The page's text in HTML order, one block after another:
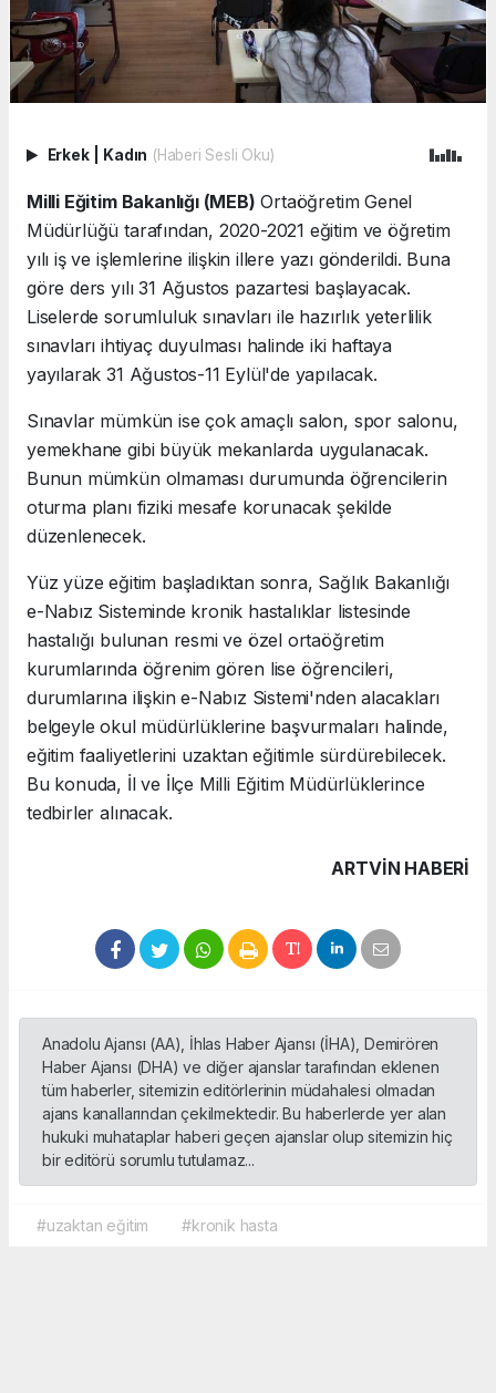
Erkek Kadın (Haberi Sesli Oku)
Milli Eğitim Bakanlığı (MEB) Ortaöğretim Genel
Müdürlüğü tarafından, 2020-2021 eğitim ve öğretim
yılı iş ve işlemlerine ilişkin illere yazı gönderildi. Buna
göre ders yılı 31 Ağustos pazartesi başlayacak.
Liselerde sorumluluk sınavları ile hazırlık yeterlilik
sınavları ihtiyaç duyulması halinde iki haftaya
yayılarak 31 Ağustos-11 Eylül'de yapılacak.
Sınavlar mümkün ise çok amaçlı salon, spor salonu,
yemekhane gibi büyük mekanlarda uygulanacak.
Bunun mümkün olmaması durumunda öğrencilerin
oturma planı fiziki mesafe korunacak şekilde
düzenlenecek.
Yüz yüze eğitim başladıktan sonra, Sağlık Bakanlığı
e-Nabız Sisteminde kronik hastalıklar listesinde
hastalığı bulunan resmi ve özel ortaöğretim
kurumlarında öğrenim gören lise öğrencileri,
durumlarına ilişkin e-Nabız Sistemi'nden alacakları
belgeyle okul müdürlüklerine başvurmaları halinde,
eğitim faaliyetlerini uzaktan eğitimle sürdürebilecek.
Bu konuda, İl ve İlçe Milli Eğitim Müdürlüklerince
tedbirler alınacak.
ARTVIN HABERİ
Anadolu Ajansı (AA), İhlas Haber Ajansı (İHA), Demirören
Haber Ajansı (DHA) ve diğer ajanslar tarafından eklenen
tüm haberler, sitemizin editörlerinin müdahalesi olmadan
ajans kanallarından çekilmektedir. Bu haberlerde yer alan
hukuki muhataplar haberi geçen ajanslar olup sitemizin hiç
bir editörü sorumlu tutulamaz...
#uzaktan eğitim #kronik hasta